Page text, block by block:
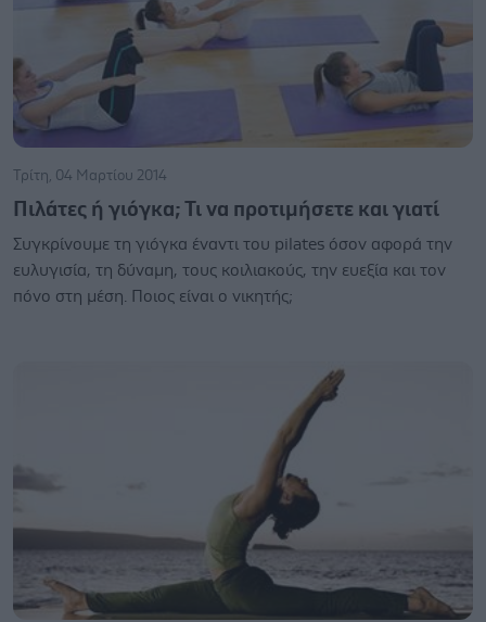
Τρίτη, 04 Μαρτίου 2014
Πιλάτες ή γιόγκα; Τι να προτιμήσετε και γιατί
Συγκρίνουμε τη γιόγκα έναντι του pilates όσον αφορά την
ευλυγισία, τη δύναμη, τους κοιλιακούς, την ευεξία και τον
πόνο στη μέση. Ποιος είναι ο νικητής;